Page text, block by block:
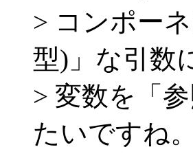
> コンポー
型)」な引数
> 変数を「
たいですね。